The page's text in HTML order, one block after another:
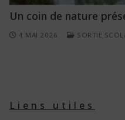
Un coin de nature
4 MAI 2026 SORTIE
Liens utiles